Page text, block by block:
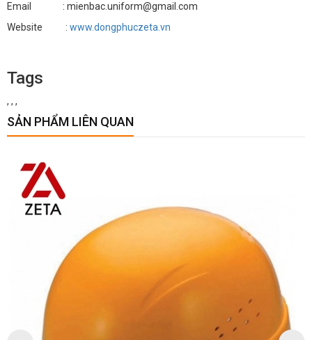
Email : mienbac.uniform@gmail.com
Website : www.dongphuczeta.vn
Tags
, , ,
SẢN PHẨM LIÊN QUAN